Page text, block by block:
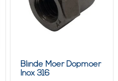
Blinde Moer Dopmoer
Inox 316